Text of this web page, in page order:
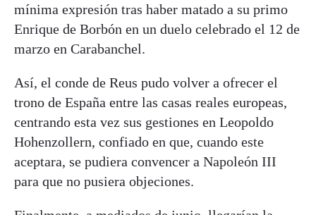
mínima expresión tras haber matado a su primo
Enrique de Borbón en un duelo celebrado el 12 de
marzo en Carabanchel.
Así, el conde de Reus pudo volver a ofrecer el
trono de España entre las casas reales europeas,
centrando esta vez sus gestiones en Leopoldo
Hohenzollern, confiado en que, cuando este
aceptara, se pudiera convencer a Napoleón III
para que no pusiera objeciones.